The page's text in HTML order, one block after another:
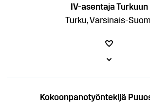
IV-asentaja Turkuun
Turku, Varsinais-
Kokoonpanotyöntekijä